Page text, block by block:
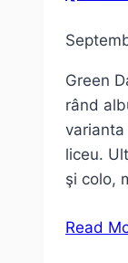
Green
rând
liceu.
şi colo,
Read